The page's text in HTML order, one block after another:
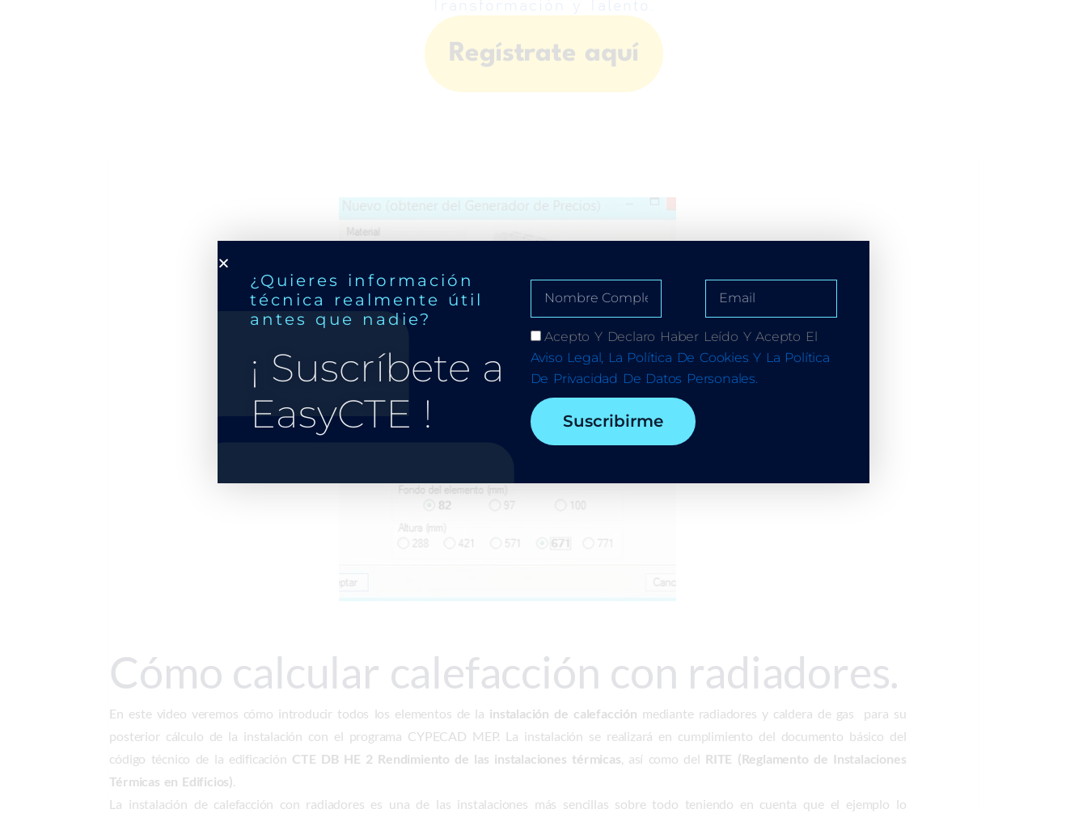
Transformación y Talento.
Regístrate aquí
Cómo calcular calefacción con radiadores.
En este video veremos cómo introducir todos los elementos de la instalación de calefacción mediante radiadores y caldera de gas para su
posterior cálculo de la instalación con el programa CYPECAD MEP. La instalación se realizará en cumplimiento del documento básico del
código técnico de la edificación CTE DB HE 2 Rendimiento de las instalaciones térmicas, así como del RITE (Reglamento de Instalaciones
Térmicas en Edificios).
La instalación de calefacción con radiadores es una de las instalaciones más sencillas sobre todo teniendo en cuenta que el ejemplo lo
¿Quieres información
técnica realmente útil
antes que nadie?
¡ Suscríbete a
EasyCTE !
Acepto Y Declaro Haber Leído Y Acepto El
Aviso Legal, La Política De Cookies Y La Política
De Privacidad De Datos Personales.
Suscribirme